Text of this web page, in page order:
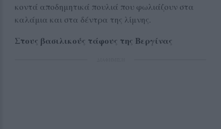
κοντά αποδημητικά πουλιά που φωλιάζουν στα
καλάμια και στα δέντρα της λίμνης.
Στους βασιλικούς τάφους της Βεργίνας